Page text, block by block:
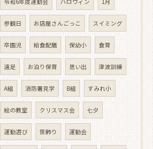
参観日 お店屋さんごっこ スイミング
卒園児 給食配膳 保幼小 食育
遠足 お泊り保育 思い出 津波訓練
A組 消防署見学 B組 すみれ小
絵の教室 クリスマス会 七夕
運動遊び 笹飾り 運動会